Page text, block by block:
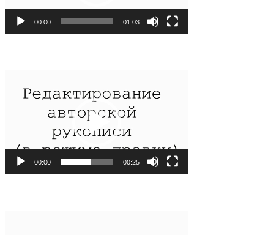
00:00 01:03
00:00 00:25